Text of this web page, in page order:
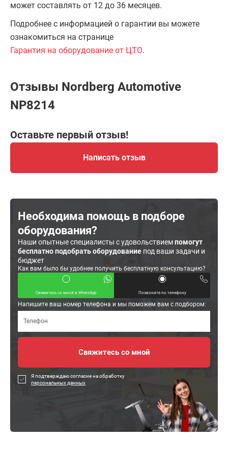
может составлять от 12 до 36 месяцев.
Подробнее с информацией о гарантии вы можете
ознакомиться на странице
Гарантия на оборудование от ЦТО.
Отзывы Nordberg Automotive
NP8214
Оставьте первый отзыв!
Написать отзыв
Необходима помощь в подборе
оборудования?
Наши опытные специалисты с удовольствиемпомогут
бесплатно подобрать оборудование под ваши задачи и
бюджет
Как вам было бы удобнее получить бесплатную консультацию?
Свяжитесь со мной в WhatsApp Позвоните по телефону
Напишите ваш номер телефона и мы поможем вам с подбором:
Я подтверждаю согласие на обработку
персональных данных